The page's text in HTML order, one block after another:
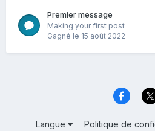
Premier message
Making your first post
Gagné le 15 août 2022
Langue Politique de